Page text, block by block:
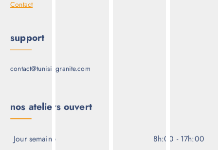
Contact
support
contact@tunisiegranite.com
nos ateliers ouvert
Jour semaine
8h:00 - 17h:00